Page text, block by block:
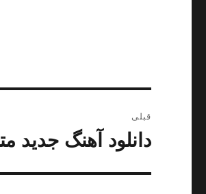
نوشته
قبلی
نوشته
دانلود آهنگ جدید